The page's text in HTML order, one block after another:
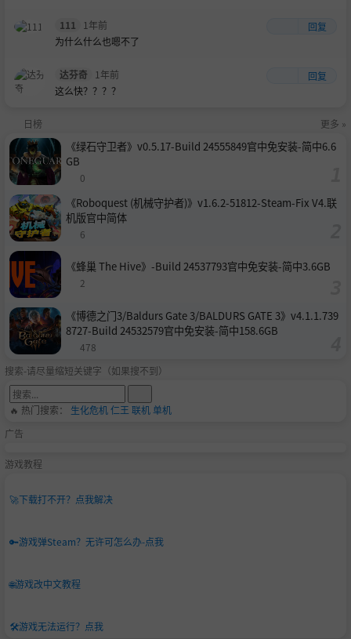
111 1年前
回复
为什么什么也嗯不了
达芬奇 1年前
回复
这么快？？？？
日榜 更多 »
《绿石守卫者》v0.5.17-Build 24555849官中免安装-简中6.6
GB
0
《Roboquest (机械守护者)》v1.6.2-51812-Steam-Fix V4.联
机版官中简体
6
《蜂巢 The Hive》-Build 24537793官中免安装-简中3.6GB
2
《博德之门3/Baldurs Gate 3/BALDURS GATE 3》v4.1.1.739
8727-Build 24532579官中免安装-简中158.6GB
478
搜索-请尽量缩短关键字（如果搜不到）
🔥 热门搜索： 生化危机仁王联机单机
广告
游戏教程
🚀下载打不开？点我解决
🔑游戏弹Steam？无许可怎么办-点我
🌐游戏改中文教程
🛠️游戏无法运行？点我